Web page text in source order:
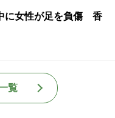
に女性が足を負傷 香
覧